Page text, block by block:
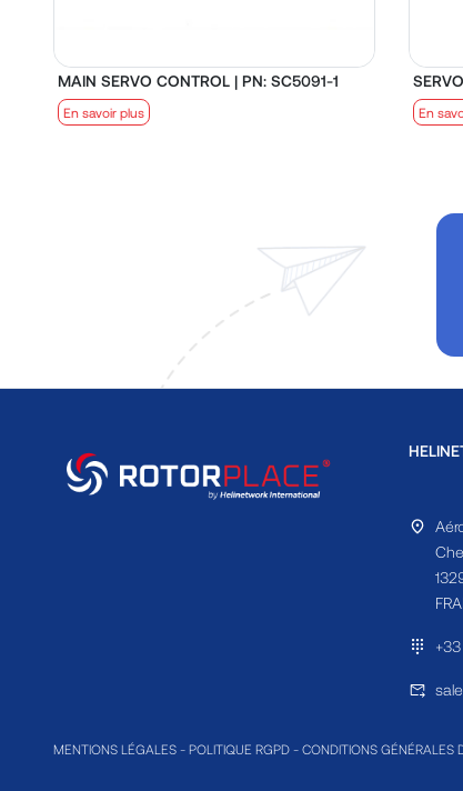
MAIN SERVO CONTROL | PN: SC5091-1
En savoir plus En
MENTIONS LÉGALES - POLITIQUE RGPD - CONDITIONS GÉNÉRALES